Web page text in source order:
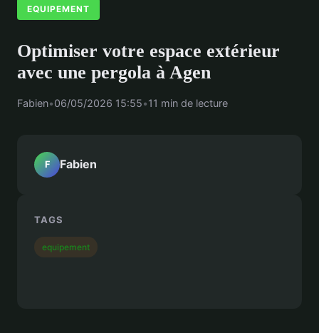
EQUIPEMENT
Optimiser votre espace extérieur
avec une pergola à Agen
Fabien•06/05/2026 15:55•11 min de lecture
F Fabien
TAGS
equipement